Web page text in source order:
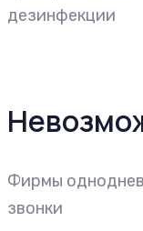
дезинфекции
Фирмы
звонки